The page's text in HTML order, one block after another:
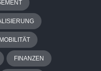
FINANZEN